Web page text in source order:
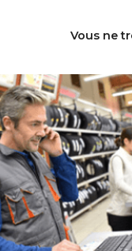
Vous ne